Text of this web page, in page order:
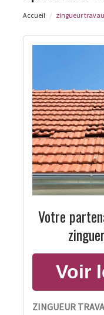
Accueil zingueur
Votre
ZINGUEUR